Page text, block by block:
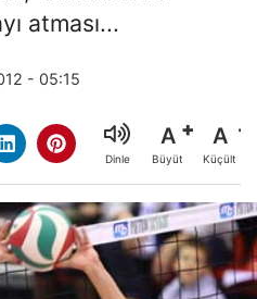
atması...
- 05:15
Dinle
A
Büyüt
A
Küçült